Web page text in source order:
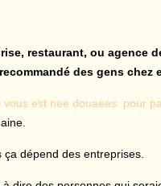
restaurant, ou agence
des gens chez
vous est nee douaees pour
dépend des entreprises.